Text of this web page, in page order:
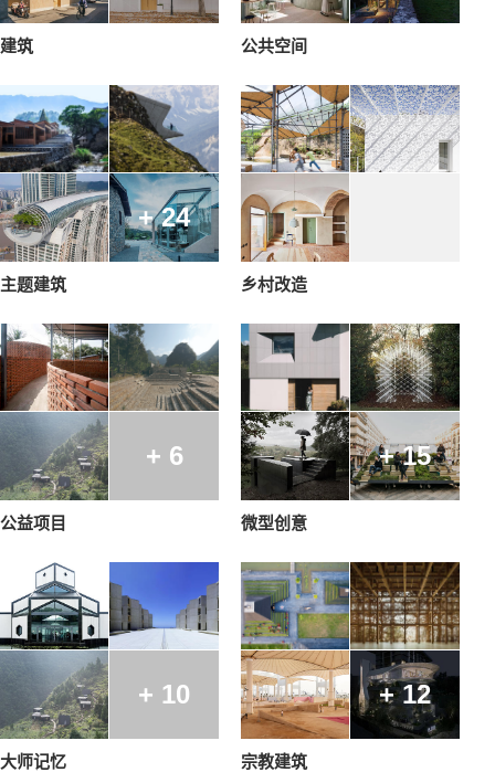
建筑 公共空间
+ 24
主题建筑 乡村改造
+ 6
公益项目
+ 15
微型创意
+ 10
大师记忆
+ 12
宗教建筑